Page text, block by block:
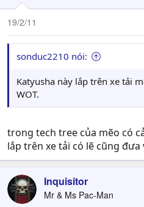
19/2/11
sonduc2210 nói:
Katyusha này lắp trên xe tải
WOT.
trong tech tree của mẽo có
lắp trên xe tải có lẽ cũng đưa
Inquisitor
Mr & Ms Pac-Man